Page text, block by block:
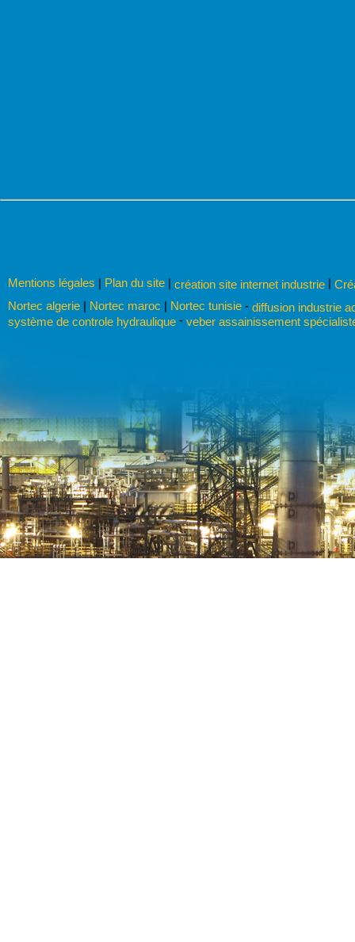
Mentions légales | Plan du site | création site internet industrie |
Nortec algerie | Nortec maroc | Nortec tunisie - diffusion industrie
système de controle hydraulique - veber assainissement